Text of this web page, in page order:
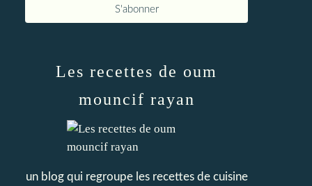
Les recettes de oum
mouncif rayan
un blog qui regroupe les recettes de cuisine